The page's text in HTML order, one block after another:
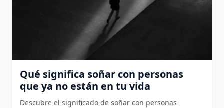
Qué significa soñar con personas
que ya no están en tu vida
Descubre el significado de soñar con personas